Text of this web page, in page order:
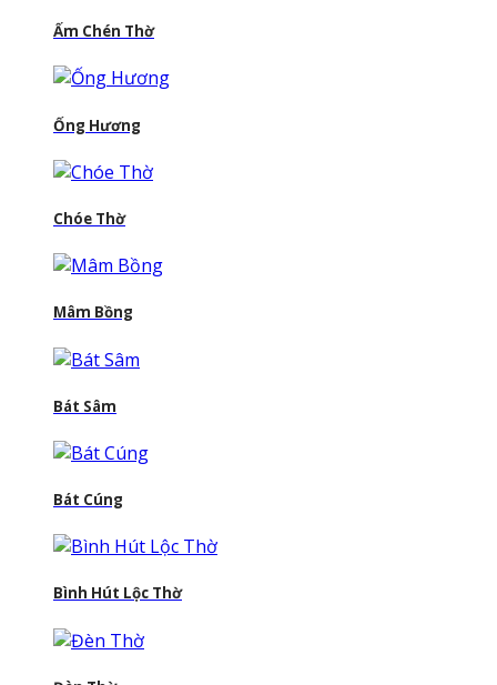
Ấm Chén Thờ
Ống Hương
Chóe Thờ
Mâm Bồng
Bát Sâm
Bát Cúng
Bình Hút Lộc Thờ